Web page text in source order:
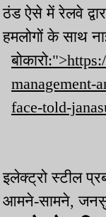
ठंड ऐसे में रेलवे
हमलोगों के साथ
management-
face-told-
इलेक्ट्रो स्टील
आमने-सामने,